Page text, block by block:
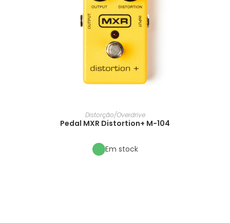
Distorção/Overdrive
Pedal MXR Distortion+ M-104
Em stock